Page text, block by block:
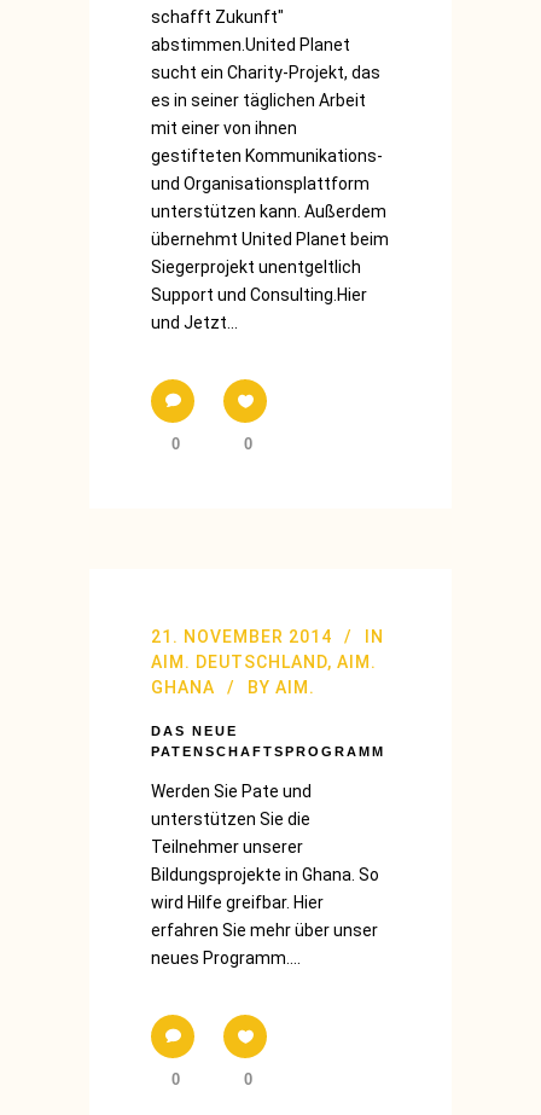
schafft Zukunft"
abstimmen.United Planet
sucht ein Charity-Projekt, das
es in seiner täglichen Arbeit
mit einer von ihnen
gestifteten Kommunikations-
und Organisationsplattform
unterstützen kann. Außerdem
übernehmt United Planet beim
Siegerprojekt unentgeltlich
Support und Consulting.Hier
und Jetzt...
0 0
21. NOVEMBER 2014
IN
AIM. DEUTSCHLAND, AIM.
GHANA
BY AIM.
DAS NEUE
PATENSCHAFTSPROGRAMM
Werden Sie Pate und
unterstützen Sie die
Teilnehmer unserer
Bildungsprojekte in Ghana. So
wird Hilfe greifbar. Hier
erfahren Sie mehr über unser
neues Programm....
0 0